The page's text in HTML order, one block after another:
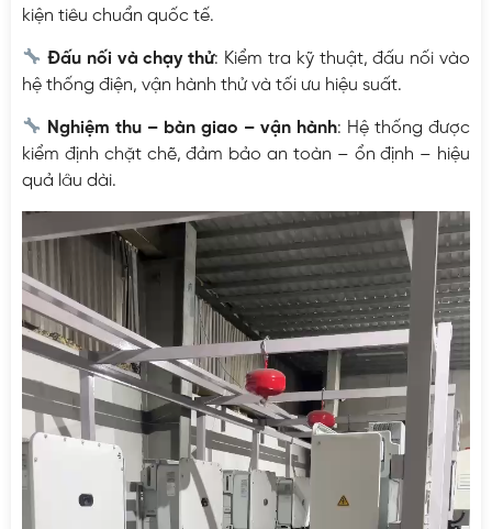
kiện tiêu chuẩn quốc tế.
Đấu nối và chạy thử: Kiểm tra kỹ thuật, đấu nối vào
hệ thống điện, vận hành thử và tối ưu hiệu suất.
Nghiệm thu – bàn giao – vận hành: Hệ thống được
kiểm định chặt chẽ, đảm bảo an toàn – ổn định – hiệu
quả lâu dài.
chơi
Video